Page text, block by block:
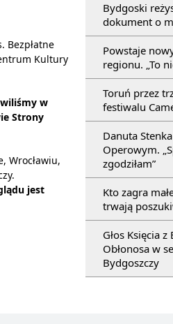
Bydgoski
dokument o
Powstaje
regionu. „To
Toruń przez
festiwalu
Danuta
Operowym.
zgodziłam”
Kto zagra
trwają
Głos Księcia
Obłonosa w
Bydgoszczy
Bezpłatne
Kultury
w
Strony
Wrocławiu,
jest